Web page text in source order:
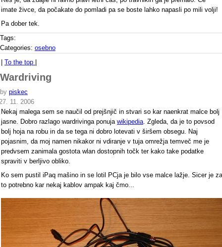
imate živce, da počakate do pomladi pa se boste lahko napasli po mili volji!
Pa dober tek.
Tags:
Categories: osebno
To the top
Wardriving
by piskec
11. 2006
Nekaj malega sem se naučil od prejšnjič in stvari so kar naenkrat malce bolj
jasne. Dobro razlago wardrivinga ponuja wikipedia. Zgleda, da je to povsod
bolj hoja na robu in da se tega ni dobro lotevati v širšem obsegu. Naj
pojasnim, da moj namen nikakor ni vdiranje v tuja omrežja temveč me je
predvsem zanimala gostota wlan dostopnih točk ter kako take podatke
spraviti v berljivo obliko.
Ko sem pustil iPaq mašino in se lotil PCja je bilo vse malce lažje. Sicer je za
to potrebno kar nekaj kablov ampak kaj čmo...